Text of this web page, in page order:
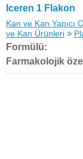
Iceren 1 Flakon
Kan ve Kan Yapıcı
ve Kan Ürünleri »
Formülü:
Farmakolojik